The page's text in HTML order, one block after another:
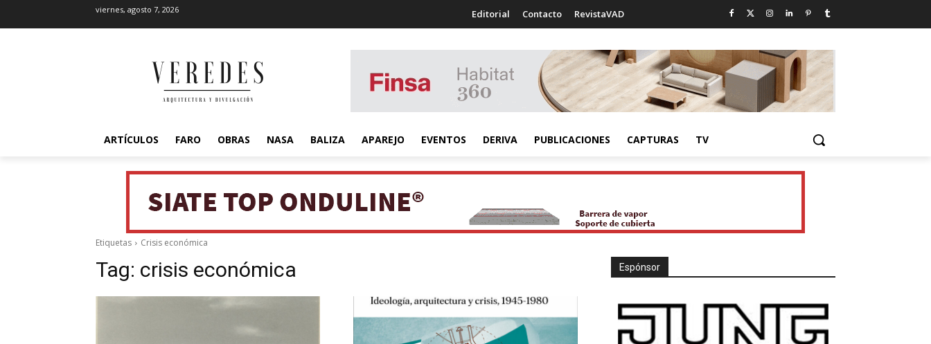
viernes, agosto 7, 2026 Editorial Contacto RevistaVAD
ARTÍCULOS FARO OBRAS NASA BALIZA APAREJO EVENTOS DERIVA PUBLICACIONES CAPTURAS TV
Etiquetas Crisis económica
Tag: crisis económica Espónsor